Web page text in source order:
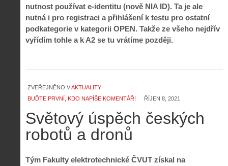
nutnost používat e-identitu (nově NIA ID). Ta je ale
nutná i pro registraci a přihlášení k testu pro ostatní
podkategorie v kategorii OPEN. Takže ze všeho nejdřív
vyřídím tohle a k A2 se tu vrátíme později.
ZVEŘEJNĚNO VAKTUALITY
BUĎTE PRVNÍ, KDO NAPÍŠE KOMENTÁŘ!
ŘÍJEN 8, 2021
Světový úspěch českých
robotů a dronů
Tým Fakulty elektrotechnické ČVUT získal na